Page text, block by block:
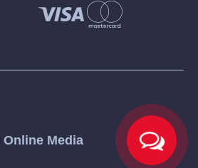
Online Media